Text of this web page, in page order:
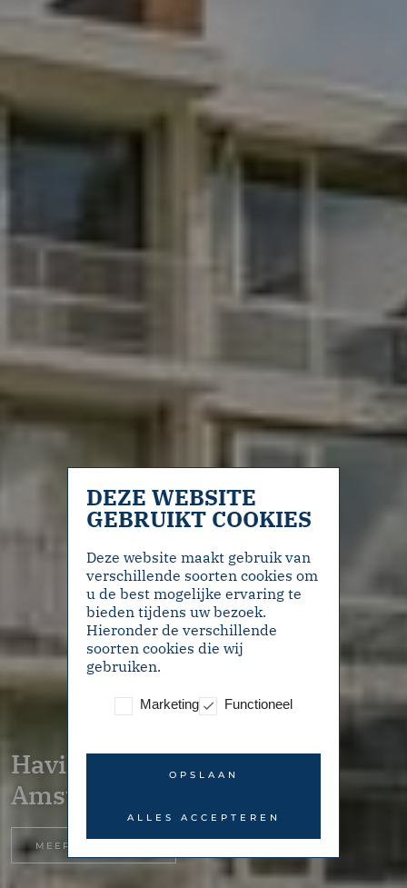
Havikshorst 28 –
Amsterdam
MEER INFORMATIE
DEZE WEBSITE
GEBRUIKT COOKIES
Deze website maakt gebruik van
verschillende soorten cookies om
u de best mogelijke ervaring te
bieden tijdens uw bezoek.
Hieronder de verschillende
soorten cookies die wij
gebruiken.
Marketing Functioneel
OPSLAAN
ALLES ACCEPTEREN